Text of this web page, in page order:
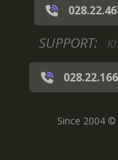
SUPPORT:
Since 2004 ©